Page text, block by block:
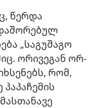
წერდა
„საგუშაგო
ორივეგან ორ-
რომ,